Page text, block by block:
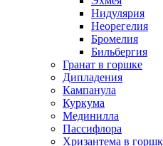
Нидулярия
Неорегелия
Бромелия
Бильбергия
Гранат в горшке
Дипладения
Кампанула
Куркума
Мединилла
Пассифлора
Хризантема в